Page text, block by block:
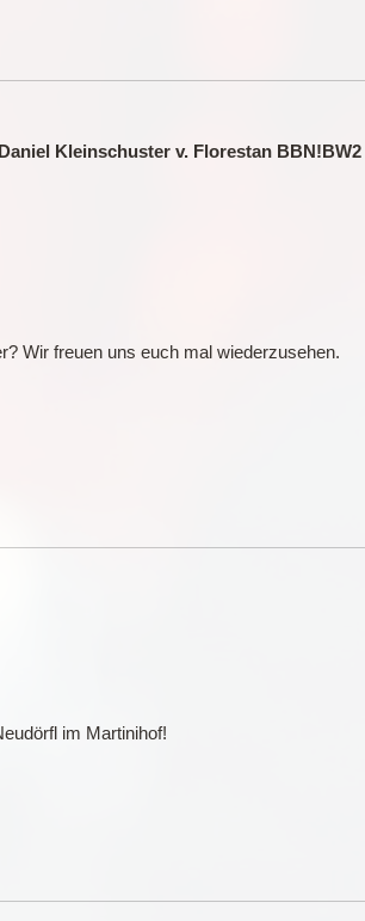
Kleinschuster v. Florestan BBN!BW2
Wir freuen uns euch mal wiederzusehen.
im Martinihof!